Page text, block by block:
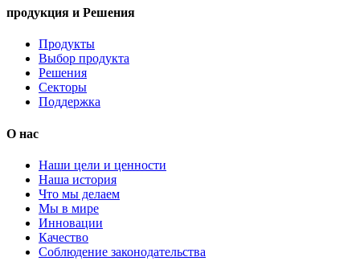
продукция и Решения
Продукты
Выбор продукта
Решения
Секторы
Поддержка
О нас
Наши цели и ценности
Наша история
Что мы делаем
Мы в мире
Инновации
Качество
Соблюдение законодательства